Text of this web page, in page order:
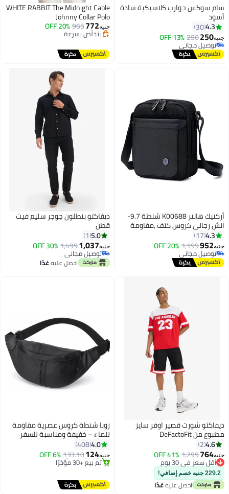
سام سوكس جوارب كلاسيكية سادة
أسود
4.3
30
جنيه250
290
13% OFF
توصيل مجاني
توصيل مجاني
WHITE RABBIT The Midnight Cable
Johnny Collar Polo
جنيه772
965
20% OFF
توصيل مجاني
بتخلّص بسرعة
توصيل مجاني
أركتيك هانتر K00688 شنطة 9.7-
انش رجالى كروس كتف ,مقاومة
للماء ,ذات جودة عالية من اركتك
هانتر - اسود
4.3
17
جنيه952
1,199
20% OFF
توصيل مجاني
توصيل مجاني
ديفاكتو بنطلون جوجر سليم فيت
قطن
5.0
1
جنيه1,037
1,499
30% OFF
توصيل مجاني
توصيل مجانياحصل عليهغدًا
ديفاكتو شورت قصير اوفر سايز
مطبوع من DeFactoFit
4.6
2
جنيه764
1,299
41% OFF
أقل سعر في 30 يوم
أقل سعر في 30 يوم
229.2 جنيه خصم إضافي!
احصل عليهغدًا
زوبا شنطة كروس عصرية مقاومة
للماء – خفيفة ومناسبة للسفر
والرياضة للرجال والنساء
4.0
408
جنيه124
133.10
6% OFF
#42 في شنط كروس للنساء
توصيل مجاني
تم بيع +30 مؤخرًا
#42 في شنط كروس للنساء